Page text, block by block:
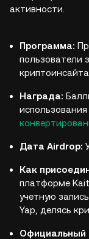
активности.
Программа:
пользователи
Награда:
Дата Airdrop:
Как
платформе
учетную
Yap, делясь
Официальный